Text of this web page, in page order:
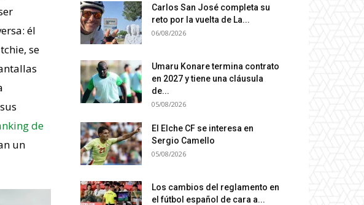
él
se
de
un
Carlos San José completa su
reto por la vuelta de La...
06/08/2026
Umaru Konare termina contrato
en 2027 y tiene una cláusula
de...
05/08/2026
El Elche CF se interesa en
Sergio Camello
05/08/2026
Los cambios del reglamento en
el fútbol español de cara a...